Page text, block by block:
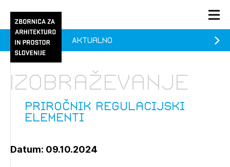
PRIJAVA
Članstvo
Praksa
1/1
Pozdravljeni
Priročnik Regulacijski
elementi
Izobraževanje
Aktualno
Datum: 09.10.2024
1/1
prijava
1/2
Prijava na novičnik
Novičnike. Označite svojo izbiro.